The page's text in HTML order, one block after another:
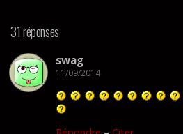
31 réponses
swag
11/09/2014